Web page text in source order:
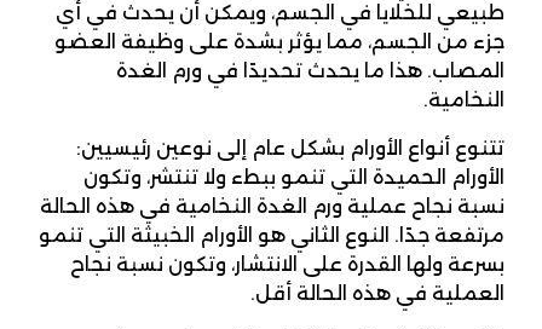
طبيعي للخلايا في الجسم، ويمكن أن يحدث في أي
جزء من الجسم، مما يؤثر بشدة على وظيفة العضو
المصاب. هذا ما يحدث تحديدًا في ورم الغدة
النخامية.
تتنوع أنواع الأورام بشكل عام إلى نوعين رئيسيين:
الأورام الحميدة التي تنمو ببطء ولا تنتشر، وتكون
نسبة نجاح عملية ورم الغدة النخامية في هذه الحالة
مرتفعة جدًا. النوع الثاني هو الأورام الخبيثة التي تنمو
بسرعة ولها القدرة على الانتشار، وتكون نسبة نجاح
العملية في هذه الحالة أقل.